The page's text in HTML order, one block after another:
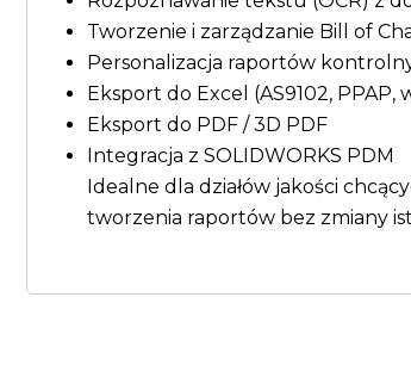
Tworzenie i zarządzanie Bill of
Personalizacja raportów
Eksport do Excel (AS9102, PPAP,
Eksport do PDF / 3D PDF
Integracja z SOLIDWORKS PDM
Idealne dla działów jakości
tworzenia raportów bez zmiany